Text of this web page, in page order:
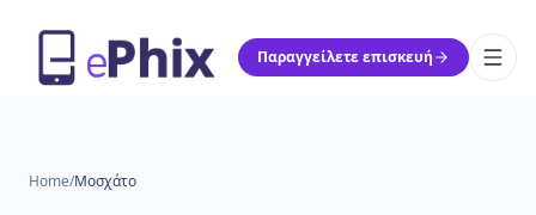
Παραγγείλετε επισκευή
Home/Μοσχάτο